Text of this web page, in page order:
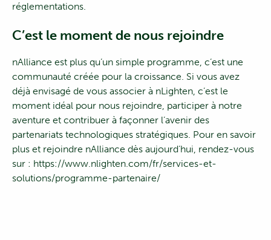
réglementations.
C’est le moment de nous rejoindre
nAlliance est plus qu’un simple programme, c’est une
communauté créée pour la croissance. Si vous avez
déjà envisagé de vous associer à nLighten, c’est le
moment idéal pour nous rejoindre, participer à notre
aventure et contribuer à façonner l’avenir des
partenariats technologiques stratégiques. Pour en savoir
plus et rejoindre nAlliance dès aujourd’hui, rendez-vous
sur : https://www.nlighten.com/fr/services-et-
solutions/programme-partenaire/